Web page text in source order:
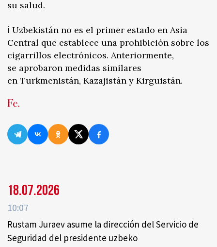
su salud.
ℹ️ Uzbekistán no es el primer estado en Asia
Central que establece una prohibición sobre los
cigarrillos electrónicos. Anteriormente,
se aprobaron medidas similares
en Turkmenistán, Kazajistán y Kirguistán.
18.07.2026
10:07
Rustam Juraev asume la dirección del Servicio de
Seguridad del presidente uzbeko